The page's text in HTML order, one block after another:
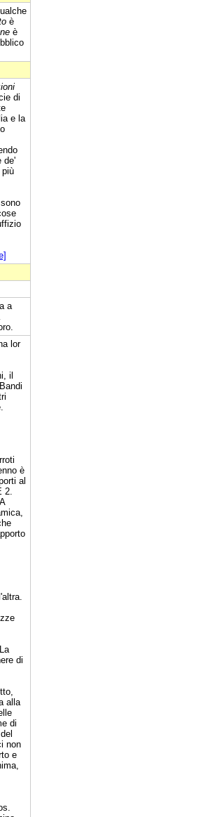
è
è
di
e la
de'
più
sono
a
lor
il
è
al
2.
di
alla
di
non
e